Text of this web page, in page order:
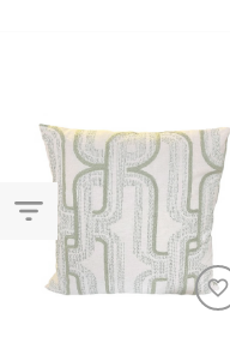
filter_list
favorite_border